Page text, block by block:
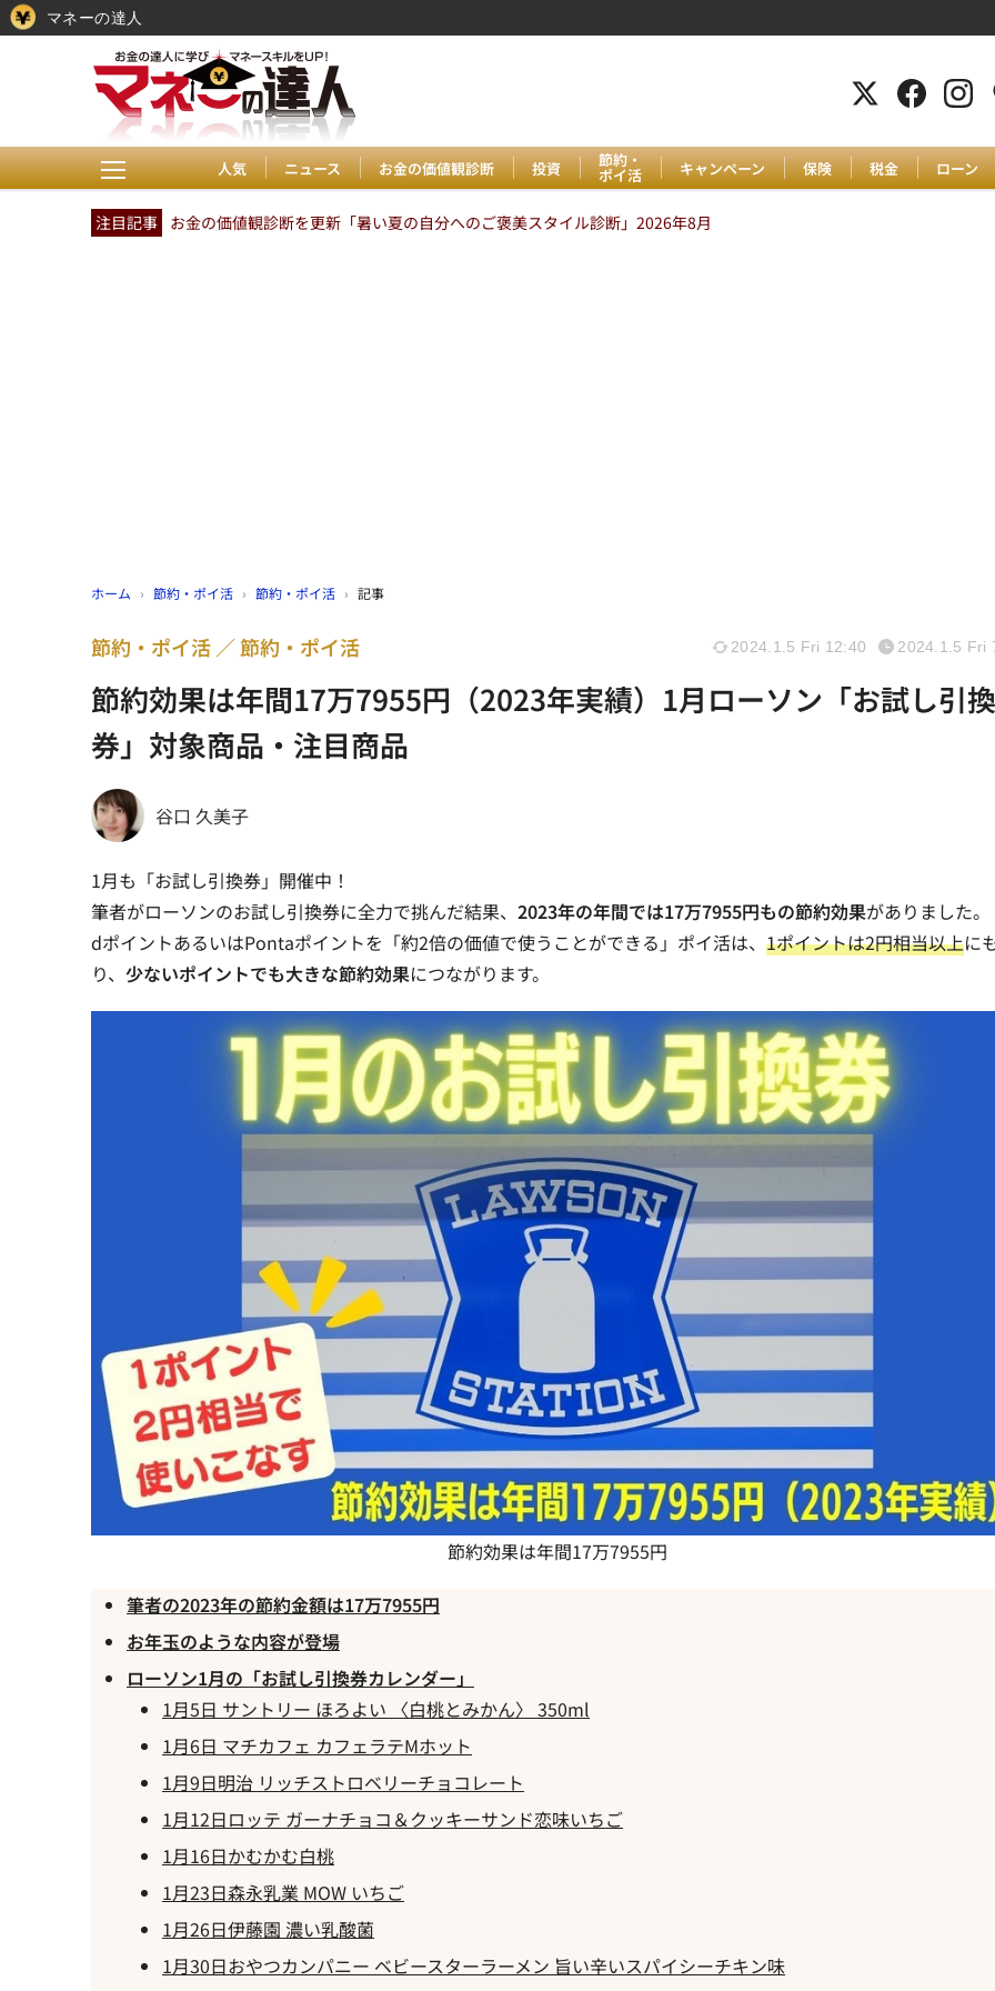
人気 ニュース お金の価値観診断 投資 節約・
ポイ活 キャンペーン 保険 税金 ローン
注目記事 お金の価値観診断を更新「暑い夏の自分へのご褒美スタイル診断」2026年8月
ホーム › 節約・ポイ活 › 節約・ポイ活 › 記事
節約効果は年間17万7955円（2023年実績）1月ローソン「お試し引換
券」対象商品・注目商品
節約・ポイ活 節約・ポイ活 2024.1.5 Fri 12:40 2024.1.5 Fri
谷口 久美子
1月も「お試し引換券」開催中！
筆者がローソンのお試し引換券に全力で挑んだ結果、 2023年の年間では17万7955円もの節約効果がありました。
dポイントあるいはPontaポイントを「約2倍の価値で使うことができる」ポイ活は、 1ポイントは2円相当以上に
り、 少ないポイントでも大きな節約効果につながります。
節約効果は年間17万7955円
筆者の2023年の節約金額は17万7955円
お年玉のような内容が登場
ローソン1月の「お試し引換券カレンダー」
1月5日 サントリー ほろよい 〈白桃とみかん〉 350ml
1月6日 マチカフェ カフェラテMホット
1月9日明治 リッチストロベリーチョコレート
1月12日ロッテ ガーナチョコ＆クッキーサンド恋味いちご
1月16日かむかむ白桃
1月23日森永乳業 MOW いちご
1月26日伊藤園 濃い乳酸菌
1月30日おやつカンパニー ベビースターラーメン 旨い辛いスパイシーチキン味
マネーの達人